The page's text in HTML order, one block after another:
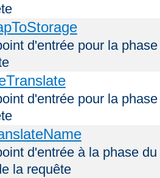
d'entrée pour la
d'entrée pour la
d'entrée à la phase
la requête